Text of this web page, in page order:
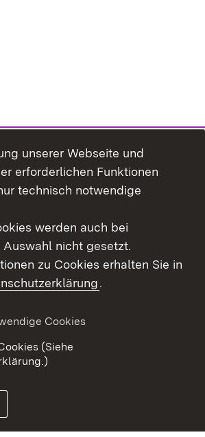
Erklärung zur
unserer Webseite und
erforderlichen Funktionen
technisch notwendige
werden auch bei
nicht gesetzt.
zu Cookies erhalten Sie in
.
Cookies
(Siehe